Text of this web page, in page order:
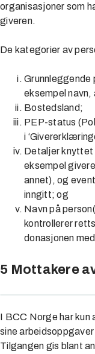
organisasjoner som
giveren.
De kategorier av
Grunnleggende
eksempel
Bostedsland;
PEP-status
i
Detaljer knyttet
eksempel
annet), og
inngitt; og
Navn på
kontrollerer
donasjonen
5 Mottakere
I BCC Norge har
sine
Tilgangen gis blant